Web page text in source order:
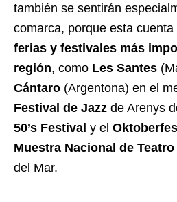
también se sentirán
comarca, porque esta
ferias y festivales más
región, como Les Santes
Cántaro (Argentona) en el
Festival de Jazz de Arenys
50’s Festival y el
Muestra Nacional de
del Mar.